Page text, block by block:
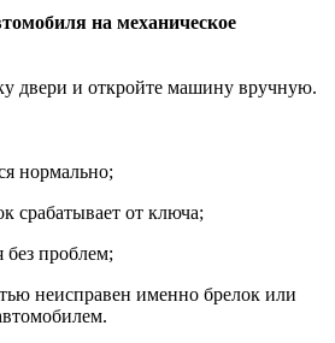
на механическое
двери и откройте машину вручную.
нормально;
срабатывает от ключа;
без проблем;
неисправен именно брелок или